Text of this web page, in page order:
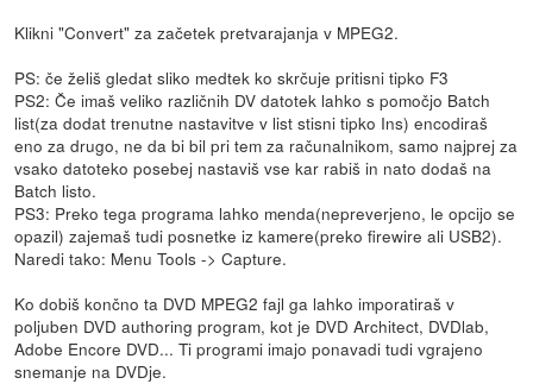
Klikni "Convert" za začetek pretvarajanja v MPEG2.
PS: če želiš gledat sliko medtek ko skrčuje pritisni tipko F3
PS2: Če imaš veliko različnih DV datotek lahko s pomočjo Batch
list(za dodat trenutne nastavitve v list stisni tipko Ins) encodiraš
eno za drugo, ne da bi bil pri tem za računalnikom, samo najprej za
vsako datoteko posebej nastaviš vse kar rabiš in nato dodaš na
Batch listo.
PS3: Preko tega programa lahko menda(nepreverjeno, le opcijo se
opazil) zajemaš tudi posnetke iz kamere(preko firewire ali USB2).
Naredi tako: Menu Tools -> Capture.
Ko dobiš končno ta DVD MPEG2 fajl ga lahko imporatiraš v
poljuben DVD authoring program, kot je DVD Architect, DVDlab,
Adobe Encore DVD... Ti programi imajo ponavadi tudi vgrajeno
snemanje na DVDje.